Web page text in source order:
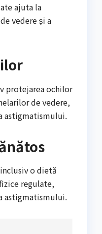
ajuta la
vedere și a
protejarea ochilor
de vedere,
astigmatismului.
o dietă
regulate,
astigmatismului.